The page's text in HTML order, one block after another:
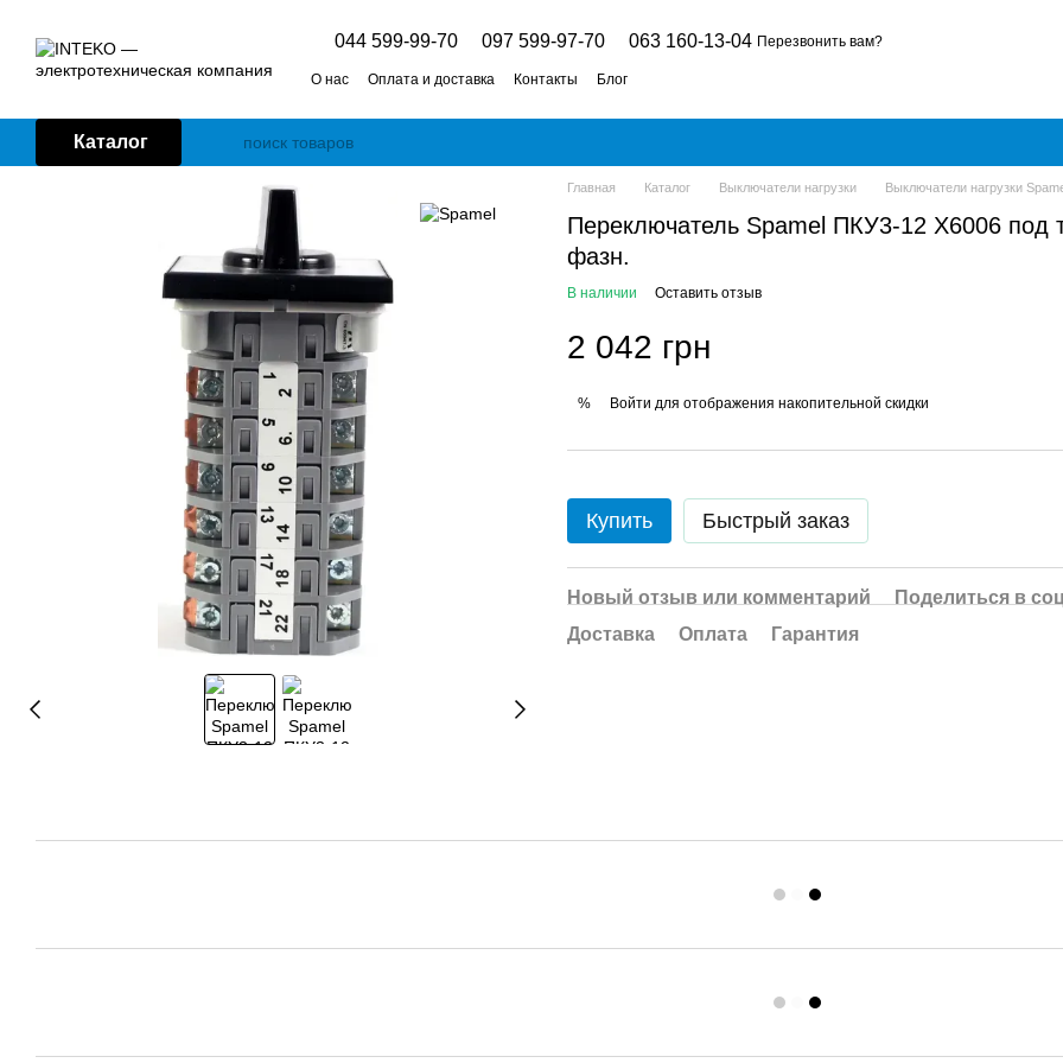
044 599-99-70 097 599-97-70 063 160-13-04 Перезвонить вам?
О нас Оплата и доставка Контакты Блог
Каталог
Главная Каталог Выключатели нагрузки Выключатели нагрузки
Переключатель Spamel ПКУ3-12 Х6006 под
фазн.
В наличии Оставить отзыв
2 042 грн
% Войти для отображения накопительной скидки
Купить Быстрый заказ
Новый отзыв или комментарий
Поделиться в
Доставка
Оплата Гарантия